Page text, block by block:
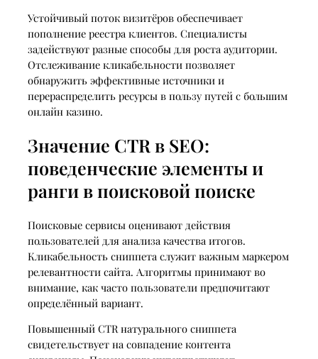
Устойчивый поток визитёров обеспечивает
пополнение реестра клиентов. Специалисты
задействуют разные способы для роста аудитории.
Отслеживание кликабельности позволяет
обнаружить эффективные источники и
перераспределить ресурсы в пользу путей с большим
онлайн казино.
Значение CTR в SEO:
поведенческие элементы и
ранги в поисковой поиске
Поисковые сервисы оценивают действия
пользователей для анализа качества итогов.
Кликабельность сниппета служит важным маркером
релевантности сайта. Алгоритмы принимают во
внимание, как часто пользователи предпочитают
определённый вариант.
Повышенный CTR натурального сниппета
свидетельствует на совпадение контента